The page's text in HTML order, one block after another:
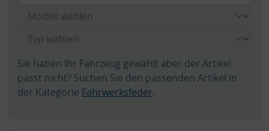
Sie haben Ihr Fahrzeug gewählt aber der Artikel
passt nicht? Suchen Sie den passenden Artikel in
der Kategorie Fahrwerksfeder.